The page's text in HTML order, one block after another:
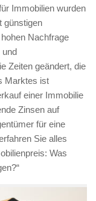
Immobilien wurden
günstigen
Nachfrage
und
Zeiten geändert, die
Marktes ist
einer Immobilie
Zinsen auf
für eine
Sie alles
Was